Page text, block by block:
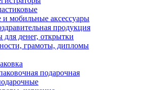
мобильные аксессуары
продукция
для денег, открытки
грамоты, дипломы
подарочная